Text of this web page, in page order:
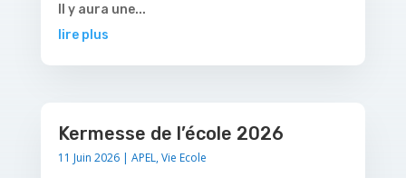
Il y aura une...
lire plus
Kermesse de l’école 2026
11 Juin 2026| APEL,Vie Ecole